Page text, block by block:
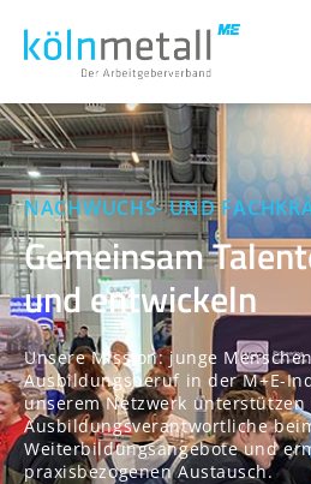
NACHWUCHS- UND
Gemeinsam
und entwickeln
Unsere Mission: junge
Ausbildungsberuf in der M+E-
unserem Netzwerk unterstützen
Ausbildungsverantwortliche
Weiterbildungsangebote und
praxisbezogenen Austausch.